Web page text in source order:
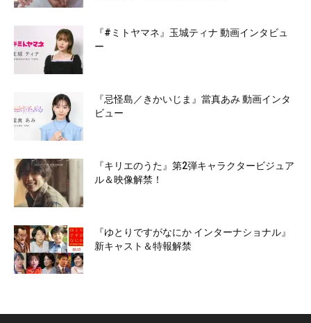
『#ミトヤマネ』玉城ティナ 動画インタビュ
ー
『忌怪島／きかいじま』當真あみ 動画インタ
ビュー
『キリエのうた』第2弾キャラクタービジュア
ル＆映像解禁！
『ゆとりですがなにか インターナショナル』
新キャスト＆特報解禁